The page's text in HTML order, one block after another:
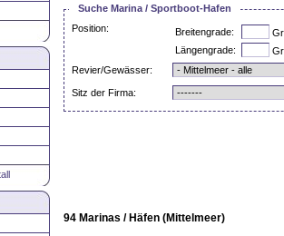
Suche Marina / Sportboot-Hafen
Position:
Breitengrade:
Längengrade:
Revier/Gewässer:
Sitz der Firma:
94 Marinas / Häfen (Mittelmeer)